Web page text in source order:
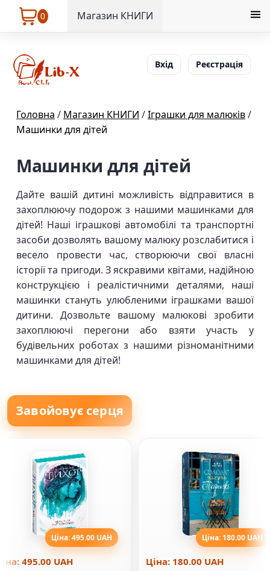
0 Магазин КНИГИ
Вхід Реєстрація
Головна / Магазин КНИГИ /Іграшки для малюків/
Машинки для дітей
Машинки для дітей
Дайте вашій дитині можливість відправитися в
захоплюючу подорож з нашими машинками для
дітей! Наші іграшкові автомобілі та транспортні
засоби дозволять вашому малюку розслабитися і
весело провести час, створюючи свої власні
історії та пригоди. З яскравими квітами, надійною
конструкцією і реалістичними деталями, наші
машинки стануть улюбленими іграшками вашої
дитини. Дозвольте вашому малюкові зробити
захоплюючі перегони або взяти участь у
будівельних роботах з нашими різноманітними
машинками для дітей!
Завойовує серця
Ціна: 495.00 UAH
495.00 UAH
Ціна: 180.00 UAH
Ціна: 180.00 UAH